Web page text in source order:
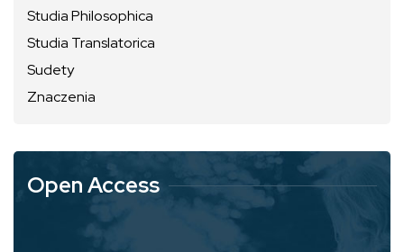
Studia Philosophica
Studia Translatorica
Sudety
Znaczenia
Open Access